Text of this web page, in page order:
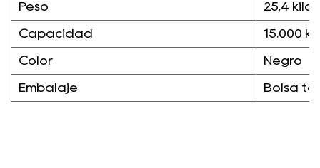
Peso 25,4 kilos
Capacidad 15.000
Color Negro
Embalaje Bolsa